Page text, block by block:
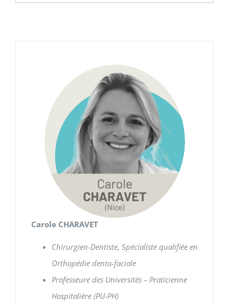
Carole CHARAVET
Chirurgien-Dentiste, Spécialiste qualifiée en
Orthopédie dento-faciale
Professeure des Universités – Praticienne
Hospitalière (PU-PH)